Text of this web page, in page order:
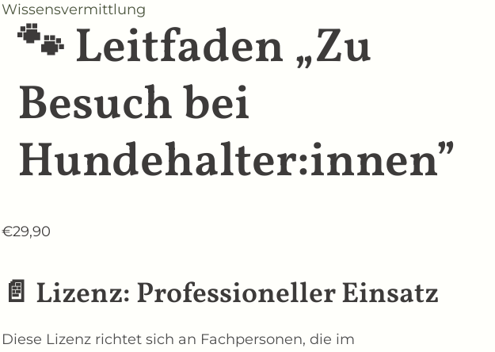
Wissensvermittlung
🐾 Leitfaden „Zu
Besuch bei
Hundehalter:innen”
€29,90
📄 Lizenz: Professioneller Einsatz
Diese Lizenz richtet sich an Fachpersonen, die im